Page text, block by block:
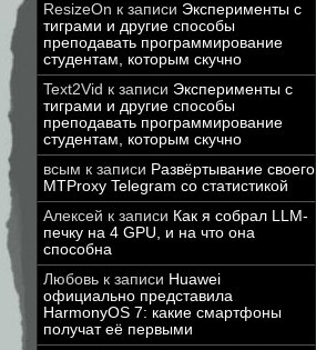
ResizeOn к записи Эксперименты с
тиграми и другие способы
преподавать программирование
студентам, которым скучно
Text2Vid к записи Эксперименты с
тиграми и другие способы
преподавать программирование
студентам, которым скучно
всым к записи Развёртывание своего
MTProxy Telegram со статистикой
Алексей к записи Как я собрал LLM-
печку на 4 GPU, и на что она
способна
Любовь к записи Huawei
официально представила
HarmonyOS 7: какие смартфоны
получат её первыми